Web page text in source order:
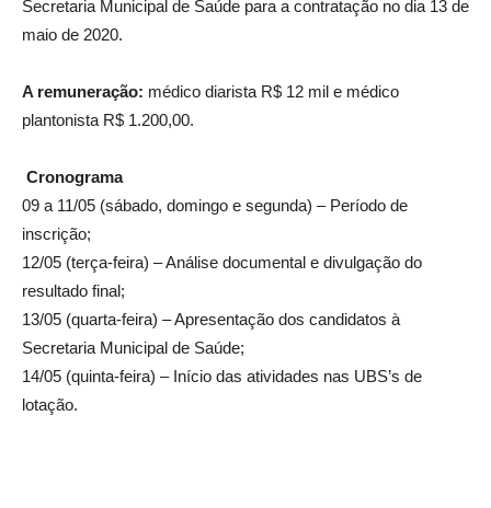
Secretaria Municipal de Saúde para a contratação no dia 13 de
maio de 2020.
A remuneração: médico diarista R$ 12 mil e médico
plantonista R$ 1.200,00.
Cronograma
09 a 11/05 (sábado, domingo e segunda) – Período de
inscrição;
12/05 (terça-feira) – Análise documental e divulgação do
resultado final;
13/05 (quarta-feira) – Apresentação dos candidatos à
Secretaria Municipal de Saúde;
14/05 (quinta-feira) – Início das atividades nas UBS’s de
lotação.